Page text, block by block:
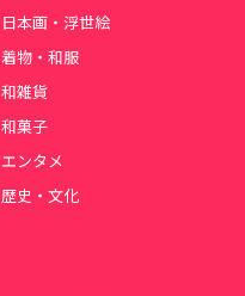
日本画・浮世絵
着物・和服
和雑貨
和菓子
エンタメ
歴史・文化